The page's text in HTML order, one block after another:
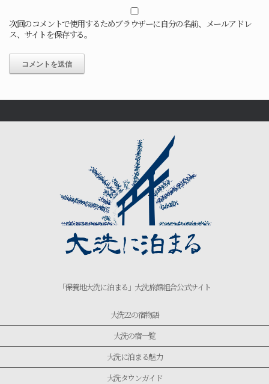
次回のコメントで使用するためブラウザーに自分の名前、メールアドレ
ス、サイトを保存する。
「保養地大洗に泊まる」大洗旅館組合公式サイト
大洗22の宿物語
大洗の宿一覧
大洗に泊まる魅力
大洗タウンガイド